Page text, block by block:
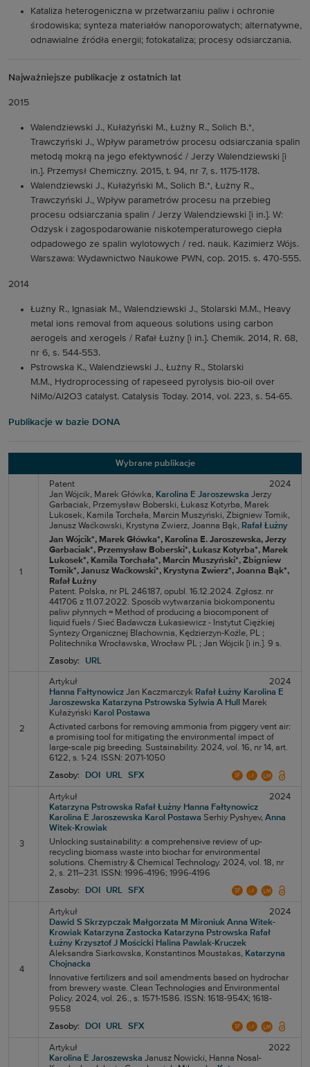
Kataliza heterogeniczna w przetwarzaniu paliw i ochronie
środowiska; synteza materiałów nanoporowatych; alternatywne,
odnawialne źródła energii; fotokataliza; procesy odsiarczania.
Najważniejsze publikacje z ostatnich lat
2015
Walendziewski J., Kułażyński M., Łużny R., Solich B.*,
Trawczyński J., Wpływ parametrów procesu odsiarczania spalin
metodą mokrą na jego efektywność / Jerzy Walendziewski [i
in.]. Przemysł Chemiczny. 2015, t. 94, nr 7, s. 1175-1178.
Walendziewski J., Kułażyński M., Solich B.*, Łużny R.,
Trawczyński J., Wpływ parametrów procesu na przebieg
procesu odsiarczania spalin / Jerzy Walendziewski [i in.]. W:
Odzysk i zagospodarowanie niskotemperaturowego ciepła
odpadowego ze spalin wylotowych / red. nauk. Kazimierz Wójs.
Warszawa: Wydawnictwo Naukowe PWN, cop. 2015. s. 470-555.
2014
Łużny R., Ignasiak M., Walendziewski J., Stolarski M.M., Heavy
metal ions removal from aqueous solutions using carbon
aerogels and xerogels / Rafał Łużny [i in.]. Chemik. 2014, R. 68,
nr 6, s. 544-553.
Pstrowska K., Walendziewski J., Łużny R., Stolarski
M.M., Hydroprocessing of rapeseed pyrolysis bio-oil over
NiMo/Al2O3 catalyst. Catalysis Today. 2014, vol. 223, s. 54-65.
Publikacje w bazie DONA
Wybrane publikacje
1
Patent
2024
Jan Wójcik, Marek Główka, Karolina E Jaroszewska Jerzy
Garbaciak, Przemysław Boberski, Łukasz Kotyrba, Marek
Lukosek, Kamila Torchała, Marcin Muszyński, Zbigniew Tomik,
Janusz Waćkowski, Krystyna Zwierz, Joanna Bąk, Rafał Łużny
Jan Wójcik*, Marek Główka*, Karolina E. Jaroszewska, Jerzy
Garbaciak*, Przemysław Boberski*, Łukasz Kotyrba*, Marek
Lukosek*, Kamila Torchała*, Marcin Muszyński*, Zbigniew
Tomik*, Janusz Waćkowski*, Krystyna Zwierz*, Joanna Bąk*,
Rafał Łużny
Patent. Polska, nr PL 246187, opubl. 16.12.2024. Zgłosz. nr
441706 z 11.07.2022. Sposób wytwarzania biokomponentu
paliw płynnych = Method of producing a biocomponent of
liquid fuels / Sieć Badawcza Łukasiewicz - Instytut Ciężkiej
Syntezy Organicznej Blachownia, Kędzierzyn-Koźle, PL ;
Politechnika Wrocławska, Wrocław PL ; Jan Wójcik [i in.]. 9 s.
Zasoby:
URL
2
Artykuł
2024
Hanna Fałtynowicz Jan Kaczmarczyk Rafał Łużny Karolina E
Jaroszewska Katarzyna Pstrowska Sylwia A Hull
Marek
Kułażyński Karol Postawa
Activated carbons for removing ammonia from piggery vent air:
a promising tool for mitigating the environmental impact of
large-scale pig breeding. Sustainability. 2024, vol. 16, nr 14, art.
6122, s. 1-24. ISSN: 2071-1050
Zasoby:
DOI URL SFX
3
Artykuł
2024
Katarzyna Pstrowska Rafał Łużny Hanna Fałtynowicz
Karolina E Jaroszewska Karol Postawa Serhiy Pyshyev, Anna
Witek-Krowiak
Unlocking sustainability: a comprehensive review of up-
recycling biomass waste into biochar for environmental
solutions. Chemistry & Chemical Technology. 2024, vol. 18, nr
2, s. 211–231. ISSN: 1996-4196; 1996-4196
Zasoby:
DOI URL SFX
4
Artykuł
2024
Dawid S Skrzypczak Małgorzata M Mironiuk Anna Witek-
Krowiak Katarzyna Zastocka Katarzyna Pstrowska Rafał
Łużny Krzysztof J Mościcki Halina Pawlak-Kruczek
Aleksandra Siarkowska, Konstantinos Moustakas, Katarzyna
Chojnacka
Innovative fertilizers and soil amendments based on hydrochar
from brewery waste. Clean Technologies and Environmental
Policy. 2024, vol. 26., s. 1571-1586. ISSN: 1618-954X; 1618-
9558
Zasoby:
DOI URL SFX
Artykuł
2022
Karolina E Jaroszewska Janusz Nowicki, Hanna Nosal-